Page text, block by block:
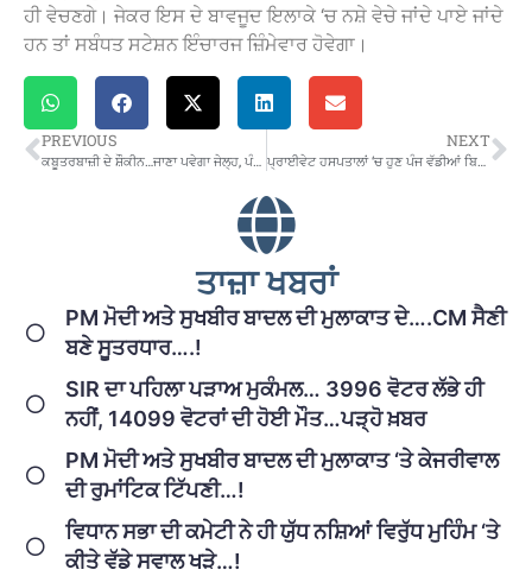
ਹੀ ਵੇਚਣਗੇ। ਜੇਕਰ ਇਸ ਦੇ ਬਾਵਜੂਦ ਇਲਾਕੇ ‘ਚ ਨਸ਼ੇ ਵੇਚੇ ਜਾਂਦੇ ਪਾਏ ਜਾਂਦੇ
ਹਨ ਤਾਂ ਸਬੰਧਤ ਸਟੇਸ਼ਨ ਇੰਚਾਰਜ ਜ਼ਿੰਮੇਵਾਰ ਹੋਵੇਗਾ।
PREVIOUS
ਕਬੂਤਰਬਾਜ਼ੀ ਦੇ ਸ਼ੌਕੀਨ…ਜਾਣਾ ਪਵੇਗਾ ਜੇਲ੍ਹ, ਪੰਜਾਬ ‘ਚ ਕਬੂਤਰ ਮੁਕਾਬਲਿਆਂ ‘ਤੇ ਲੱਗੀ ਰੋਕ
NEXT
ਪ੍ਰਾਈਵੇਟ ਹਸਪਤਾਲਾਂ ‘ਚ ਹੁਣ ਪੰਜ ਵੱਡੀਆਂ ਬਿਮਾਰੀਆਂ ਦਾ ਆਯੂਸ਼ਮਾਨ ਕਾਰਡ ਤਹਿਤ ਨਹੀਂ ਹੋਵੇਗਾ ਇਲਾਜ…ਪੜ੍ਹੋ ਖ਼ਬਰ
ਤਾਜ਼ਾ ਖਬਰਾਂ
PM ਮੋਦੀ ਅਤੇ ਸੁਖਬੀਰ ਬਾਦਲ ਦੀ ਮੁਲਾਕਾਤ ਦੇ….CM ਸੈਣੀ
ਬਣੇ ਸੂਤਰਧਾਰ….!
SIR ਦਾ ਪਹਿਲਾ ਪੜਾਅ ਮੁਕੰਮਲ… 3996 ਵੋਟਰ ਲੱਭੇ ਹੀ
ਨਹੀਂ, 14099 ਵੋਟਰਾਂ ਦੀ ਹੋਈ ਮੌਤ…ਪੜ੍ਹੋ ਖ਼ਬਰ
PM ਮੋਦੀ ਅਤੇ ਸੁਖਬੀਰ ਬਾਦਲ ਦੀ ਮੁਲਾਕਾਤ ‘ਤੇ ਕੇਜਰੀਵਾਲ
ਦੀ ਰੁਮਾਂਟਿਕ ਟਿੱਪਣੀ…!
ਵਿਧਾਨ ਸਭਾ ਦੀ ਕਮੇਟੀ ਨੇ ਹੀ ਯੁੱਧ ਨਸ਼ਿਆਂ ਵਿਰੁੱਧ ਮੁਹਿੰਮ ‘ਤੇ
ਕੀਤੇ ਵੱਡੇ ਸਵਾਲ ਖੜੇ…!